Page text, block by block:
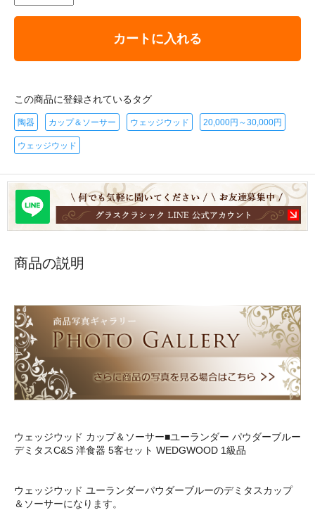
カートに入れる
この商品に登録されているタグ
陶器 カップ＆ソーサー ウェッジウッド 20,000円～30,000円
ウェッジウッド
商品の説明
ウェッジウッド カップ＆ソーサー■ユーランダー パウダーブルー
デミタスC&S 洋食器 5客セット WEDGWOOD 1級品
ウェッジウッド ユーランダーパウダーブルーのデミタスカップ
＆ソーサーになります。